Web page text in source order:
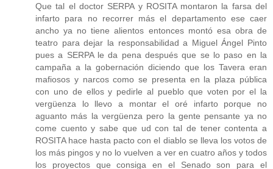
Que tal el doctor SERPA y ROSITA montaron la farsa del
infarto para no recorrer más el departamento ese caer
ancho ya no tiene alientos entonces montó esa obra de
teatro para dejar la responsabilidad a Miguel Ángel Pinto
pues a SERPA le da pena después que se lo paso en la
campaña a la gobernación diciendo que los Tavera eran
mafiosos y narcos como se presenta en la plaza pública
con uno de ellos y pedirle al pueblo que voten por el la
vergüenza lo llevo a montar el oré infarto porque no
aguanto más la vergüenza pero la gente pensante ya no
come cuento y sabe que ud con tal de tener contenta a
ROSITA hace hasta pacto con el diablo se lleva los votos de
los más pingos y no lo vuelven a ver en cuatro años y todos
los proyectos que consiga en el Senado son para el